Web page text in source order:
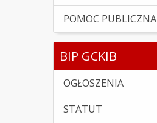
POMOC PUBLICZNA
BIP GCKIB
OGŁOSZENIA
STATUT